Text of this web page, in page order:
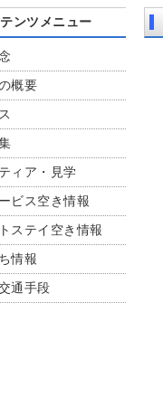
ンツメニュー
概要
ィア・見学
ビス空き情報
ステイ空き情報
情報
通手段